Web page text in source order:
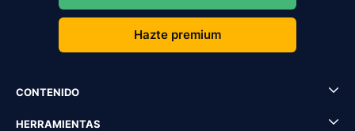
Hazte premium
CONTENIDO
HERRAMIENTAS